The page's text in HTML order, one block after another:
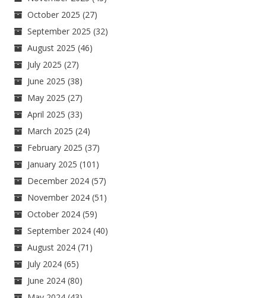
October 2025 (27)
September 2025 (32)
August 2025 (46)
July 2025 (27)
June 2025 (38)
May 2025 (27)
April 2025 (33)
March 2025 (24)
February 2025 (37)
January 2025 (101)
December 2024 (57)
November 2024 (51)
October 2024 (59)
September 2024 (40)
August 2024 (71)
July 2024 (65)
June 2024 (80)